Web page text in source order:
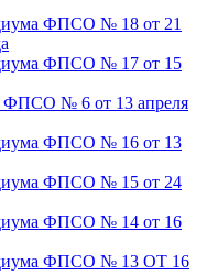
ФПСО № 18 от 21
ФПСО № 17 от 15
ФПСО № 6 от 13 апреля
ФПСО № 16 от 13
ФПСО № 15 от 24
ФПСО № 14 от 16
ФПСО № 13 ОТ 16